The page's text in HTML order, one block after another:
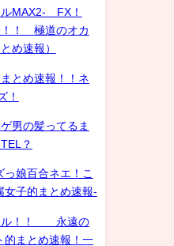
MAX2- FX！
！！ 極道のオカ
め速報）
とめ速報！！ネ
！
男の髪ってるま
？
娘百合ネエ！こ
女子的まとめ速報-
ル！！ 永遠の
まとめ速報！一